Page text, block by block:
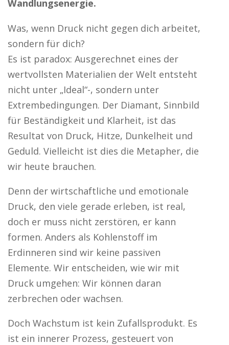
Wandlungsenergie.
Was, wenn Druck nicht gegen dich arbeitet,
sondern für dich?
Es ist paradox: Ausgerechnet eines der
wertvollsten Materialien der Welt entsteht
nicht unter „Ideal“-, sondern unter
Extrembedingungen. Der Diamant, Sinnbild
für Beständigkeit und Klarheit, ist das
Resultat von Druck, Hitze, Dunkelheit und
Geduld. Vielleicht ist dies die Metapher, die
wir heute brauchen.
Denn der wirtschaftliche und emotionale
Druck, den viele gerade erleben, ist real,
doch er muss nicht zerstören, er kann
formen. Anders als Kohlenstoff im
Erdinneren sind wir keine passiven
Elemente. Wir entscheiden, wie wir mit
Druck umgehen: Wir können daran
zerbrechen oder wachsen.
Doch Wachstum ist kein Zufallsprodukt. Es
ist ein innerer Prozess, gesteuert von